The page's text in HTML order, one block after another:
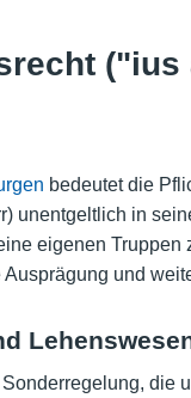
bedeutet die
unentgeltlich in
eigenen
und
die